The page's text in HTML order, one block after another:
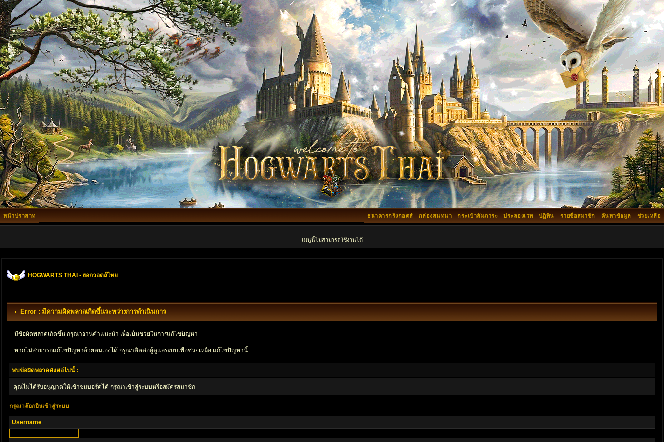
หน้าปราสาท ช่วยเหลือ
ค้นหาข้อมูล
รายชื่อสมาชิก
ปฏิทิน
ประลองเวท
กระเป๋าสัมภาระ
กล่องสนทนา
ธนาคารกริงกอตส์
เมนูนี้ไม่สามารถใช้งานได้
HOGWARTS THAI - ฮอกวอตส์ไทย
Error : มีความผิดพลาดเกิดขึ้นระหว่างการดำเนินการ
มีข้อผิดพลาดเกิดขึ้น กรุณาอ่านคำแนะนำ เพื่อเป็นช่วยในการแก้ไขปัญหา
หากไม่สามารถแก้ไขปัญหาด้วยตนเองได้ กรุณาติตด่อผู้ดูแลระบบเพื่อช่วยเหลือ แก้ไขปัญหานี้
พบข้อผิดพลาดดังต่อไปนี้ :
คุณไม่ได้รับอนุญาตให้เข้าชมบอร์ดได้ กรุณาเข้าสู่ระบบหรือสมัครสมาชิก
กรุณาล๊อกอินเข้าสู่ระบบ
Username